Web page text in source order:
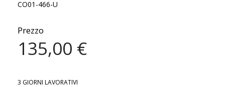
CO01-466-U
Prezzo
135,00 €
3 GIORNI LAVORATIVI